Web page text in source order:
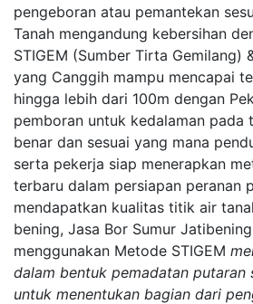
pengeboran atau pemantekan
Tanah mengandung kebersihan
STIGEM (Sumber Tirta Gemilang)
yang Canggih mampu mencapai
hingga lebih dari 100m dengan
pemboran untuk kedalaman pada
benar dan sesuai yang mana
serta pekerja siap menerapkan
terbaru dalam persiapan peranan
mendapatkan kualitas titik air
bening, Jasa Bor Sumur
menggunakan Metode STIGEM
dalam bentuk pemadatan putaran
untuk menentukan bagian dari